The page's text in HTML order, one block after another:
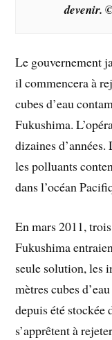
devenir.
Le gouvernement
il commencera à
cubes d’eau
Fukushima.
dizaines
les polluants
dans l’océan
En mars 2011,
Fukushima
seule solution, les
mètres cubes
depuis été stockée
s’apprêtent à